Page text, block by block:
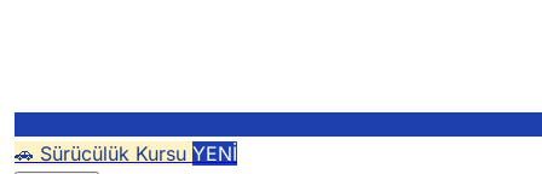
🚗 Sürücülük Kursu YENİ